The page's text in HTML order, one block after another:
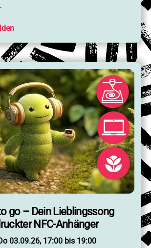
go – Dein Lieblingssong
NFC-Anhänger
03.09.26, 17:00 bis 19:00